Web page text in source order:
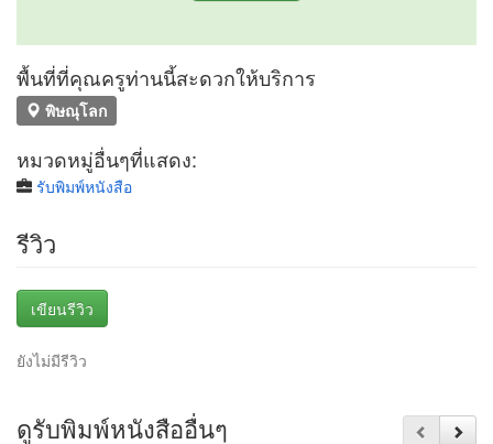
พื้นที่ที่คุณครูท่านนี้สะดวกให้บริการ
พิษณุโลก
หมวดหมู่อื่นๆที่แสดง:
รับพิมพ์หนังสือ
รีวิว
เขียนรีวิว
ยังไม่มีรีวิว
ดูรับพิมพ์หนังสืออื่นๆ